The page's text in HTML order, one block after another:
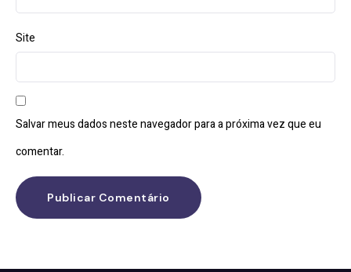
Site
Salvar meus dados neste navegador para a próxima vez que eu
comentar.